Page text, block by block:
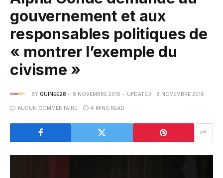
gouvernement et aux
responsables politiques de
« montrer l’exemple du
civisme »
BY GUINEE28 8 NOVEMBRE 2016 UPDATED: 8 NOVEMBRE 2016
AUCUN COMMENTAIRE 4 MINS READ